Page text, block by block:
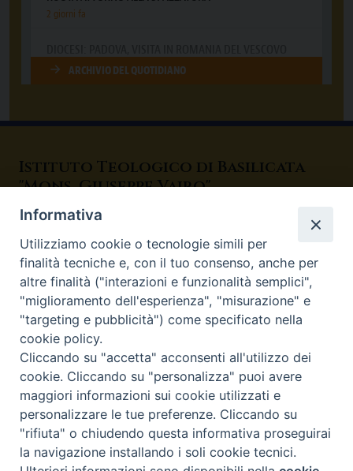
Istituto Teologico di Basilicata
"Mons. Giuseppe Vairo"
Potenza
Viale Marconi, 104 - 85100 Potenza
Email: istitutoteologico@gmail.com
Telefono: 0971 - 1562360
Orari di apertura al pubblico
Lunedì e mercoledì, dalle 15.00 alle 19.00
Martedì, giovedì e venerdì dalle 09.00 alle 13.00
Copyright © Istituto Teologico Basilicata - Potenza
Informativa
Utilizziamo cookie o tecnologie simili per
finalità tecniche e, con il tuo consenso, anche per
altre finalità ("interazioni e funzionalità semplici",
"miglioramento dell'esperienza", "misurazione" e
"targeting e pubblicità") come specificato nella
cookie policy.
Cliccando su "accetta" acconsenti all'utilizzo dei
cookie. Cliccando su "personalizza" puoi avere
maggiori informazioni sui cookie utilizzati e
personalizzare le tue preferenze. Cliccando su
"rifiuta" o chiudendo questa informativa proseguirai
la navigazione installando i soli cookie tecnici.